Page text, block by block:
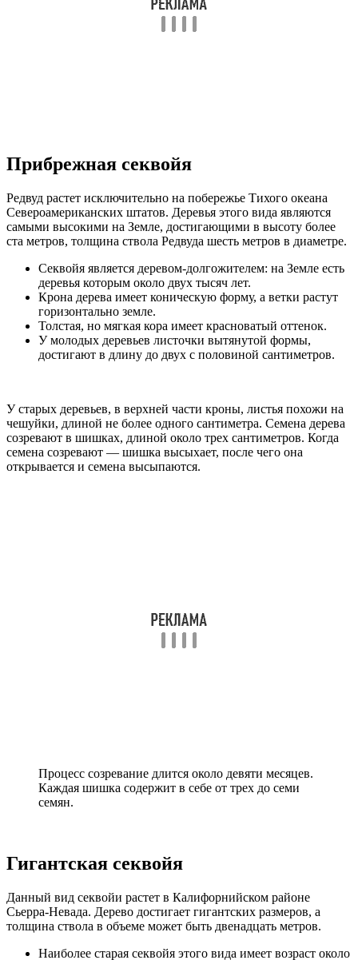
Прибрежная секвойя
Редвуд растет исключительно на побережье Тихого океана
Североамериканских штатов. Деревья этого вида являются
самыми высокими на Земле, достигающими в высоту более
ста метров, толщина ствола Редвуда шесть метров в диаметре.
Секвойя является деревом-долгожителем: на Земле есть
деревья которым около двух тысяч лет.
Крона дерева имеет коническую форму, а ветки растут
горизонтально земле.
Толстая, но мягкая кора имеет красноватый оттенок.
У молодых деревьев листочки вытянутой формы,
достигают в длину до двух с половиной сантиметров.
У старых деревьев, в верхней части кроны, листья похожи на
чешуйки, длиной не более одного сантиметра. Семена дерева
созревают в шишках, длиной около трех сантиметров. Когда
семена созревают — шишка высыхает, после чего она
открывается и семена высыпаются.
Процесс созревание длится около девяти месяцев.
Каждая шишка содержит в себе от трех до семи
семян.
Гигантская секвойя
Данный вид секвойи растет в Калифорнийском районе
Сьерра-Невада. Дерево достигает гигантских размеров, а
толщина ствола в объеме может быть двенадцать метров.
Наиболее старая секвойя этого вида имеет возраст около